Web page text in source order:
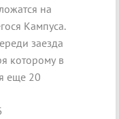
на
Кампуса.
заезда
которому в
еще 20